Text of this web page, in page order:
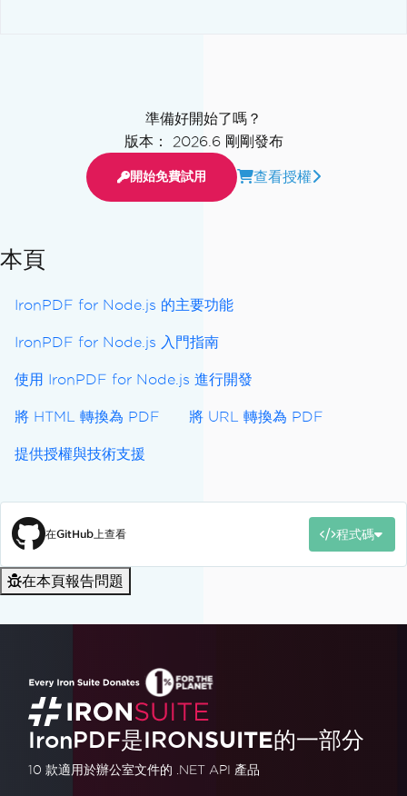
準備好開始了嗎？
版本： 2026.6 剛剛發布
開始免費試用 查看授權
本頁
IronPDF for Node.js 的主要功能
IronPDF for Node.js 入門指南
使用 IronPDF for Node.js 進行開發
將 HTML 轉換為 PDF 將 URL 轉換為 PDF
提供授權與技術支援
在GitHub上查看 程式碼
在本頁報告問題
IronPDF是IRONSUITE的一部分
10 款適用於辦公室文件的 .NET API 產品